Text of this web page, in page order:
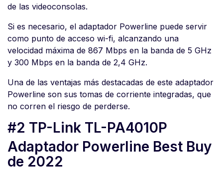
de las videoconsolas.
Si es necesario, el adaptador Powerline puede servir
como punto de acceso wi-fi, alcanzando una
velocidad máxima de 867 Mbps en la banda de 5 GHz
y 300 Mbps en la banda de 2,4 GHz.
Una de las ventajas más destacadas de este adaptador
Powerline son sus tomas de corriente integradas, que
no corren el riesgo de perderse.
#2 TP-Link TL-PA4010P
Adaptador Powerline Best Buy
de 2022